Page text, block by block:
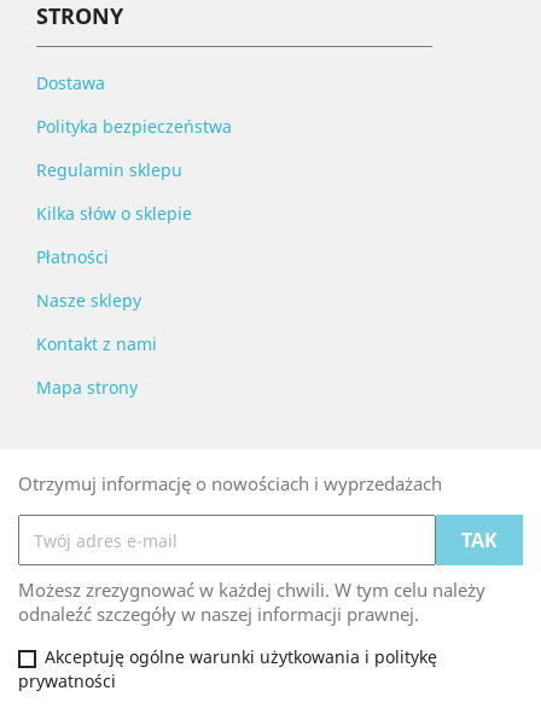
STRONY
Dostawa
Polityka bezpieczeństwa
Regulamin sklepu
Kilka słów o sklepie
Płatności
Nasze sklepy
Kontakt z nami
Mapa strony
Otrzymuj informację o nowościach i wyprzedażach
Możesz zrezygnować w każdej chwili. W tym celu należy
odnaleźć szczegóły w naszej informacji prawnej.
Akceptuję ogólne warunki użytkowania i politykę
prywatności